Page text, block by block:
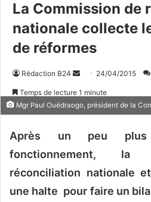
La Commission de
nationale collecte
de réformes
Rédaction B24
v
o
r
n
24/04/2015
Temps de lecture 1 minute
Mgr Paul Ouédraogo, président de la
Après un peu
fonctionnement, la
réconciliation nationale
une halte pour faire un